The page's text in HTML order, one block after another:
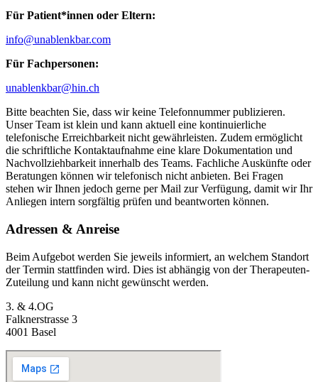
Für Patient*innen oder Eltern:
info@unablenkbar.com
Für Fachpersonen:
unablenkbar@hin.ch
Bitte beachten Sie, dass wir keine Telefonnummer publizieren.
Unser Team ist klein und kann aktuell eine kontinuierliche
telefonische Erreichbarkeit nicht gewährleisten. Zudem ermöglicht
die schriftliche Kontaktaufnahme eine klare Dokumentation und
Nachvollziehbarkeit innerhalb des Teams. Fachliche Auskünfte oder
Beratungen können wir telefonisch nicht anbieten. Bei Fragen
stehen wir Ihnen jedoch gerne per Mail zur Verfügung, damit wir Ihr
Anliegen intern sorgfältig prüfen und beantworten können.
Adressen & Anreise
Beim Aufgebot werden Sie jeweils informiert, an welchem Standort
der Termin stattfinden wird. Dies ist abhängig von der Therapeuten-
Zuteilung und kann nicht gewünscht werden.
3. & 4.OG
Falknerstrasse 3
4001 Basel